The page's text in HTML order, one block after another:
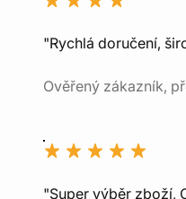
"Rychlá doručení,
Ověřený zákazník,
"Super výběr zboží,